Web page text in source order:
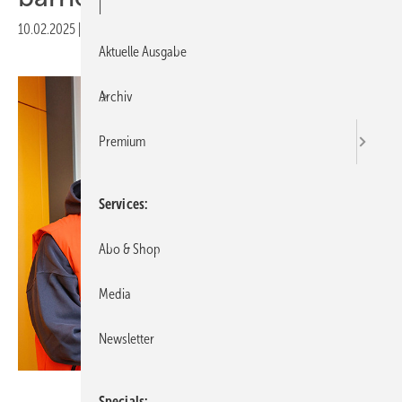
10.02.2025
Aktuelle Ausgabe
Archiv
Premium
Services
Abo & Shop
Media
Newsletter